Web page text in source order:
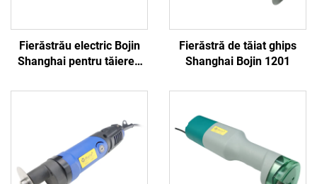
Fierăstrău electric Bojin
Shanghai pentru tăierea
Fierăstră de tăiat ghips
Shanghai Bojin 1201